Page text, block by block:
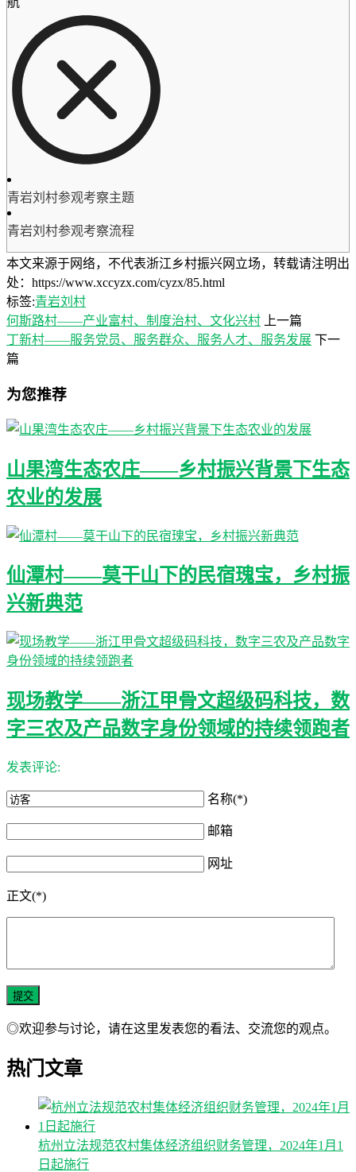
青岩刘村参观考察主题
青岩刘村参观考察流程
本文来源于网络，不代表浙江乡村振兴网立场，转载请注明出
处：https://www.xccyzx.com/cyzx/85.html
标签:青岩刘村
何斯路村——产业富村、制度治村、文化兴村
上一篇
丁新村——服务党员、服务群众、服务人才、服务发展 下一
篇
为您推荐
山果湾生态农庄——乡村振兴背景下生态
农业的发展
仙潭村——莫干山下的民宿瑰宝，乡村振
兴新典范
现场教学——浙江甲骨文超级码科技，数
字三农及产品数字身份领域的持续领跑者
发表评论:
名称(*)
邮箱
网址
正文(*)
◎欢迎参与讨论，请在这里发表您的看法、交流您的观点。
热门文章
杭州立法规范农村集体经济组织财务管理，2024年1月1
日起施行